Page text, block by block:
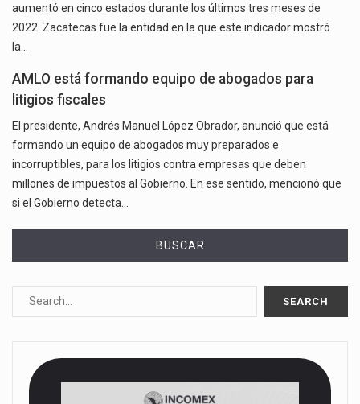
aumentó en cinco estados durante los últimos tres meses de
2022. Zacatecas fue la entidad en la que este indicador mostró
la…
AMLO está formando equipo de abogados para
litigios fiscales
El presidente, Andrés Manuel López Obrador, anunció que está
formando un equipo de abogados muy preparados e
incorruptibles, para los litigios contra empresas que deben
millones de impuestos al Gobierno. En ese sentido, mencionó que
si el Gobierno detecta…
BUSCAR